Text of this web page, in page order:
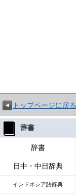
トップページに戻る
辞書
辞書
日中・中日辞典
インドネシア語辞典